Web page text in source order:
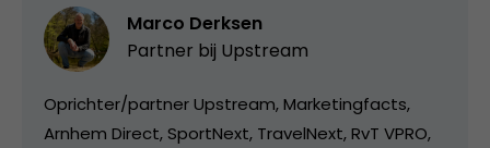
Marco Derksen
Partner bij Upstream
Oprichter/partner Upstream, Marketingfacts,
Arnhem Direct, SportNext, TravelNext, RvT VPRO,